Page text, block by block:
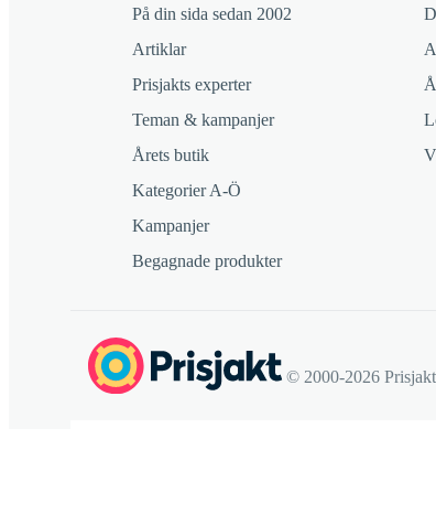
På din sida sedan 2002
Artiklar
Prisjakts experter
Teman & kampanjer
Årets butik
Kategorier A-Ö
Kampanjer
Begagnade produkter
© 2000-2026